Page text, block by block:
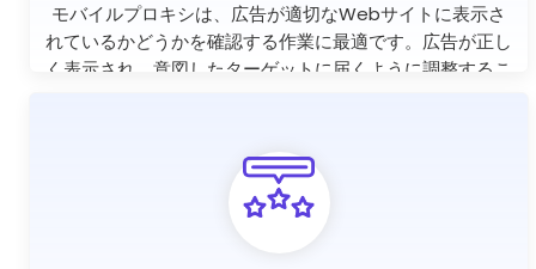
モバイルプロキシは、広告が適切なWebサイトに表示さ
れているかどうかを確認する作業に最適です。広告が正し
く表示され、意図したターゲットに届くように調整するこ